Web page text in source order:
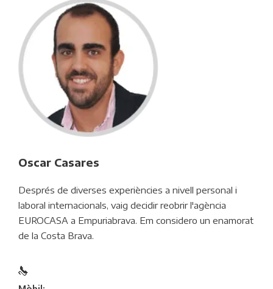
Oscar Casares
Després de diverses experiències a nivell personal i
laboral internacionals, vaig decidir reobrir l'agència
EUROCASA a Empuriabrava. Em considero un enamorat
de la Costa Brava.